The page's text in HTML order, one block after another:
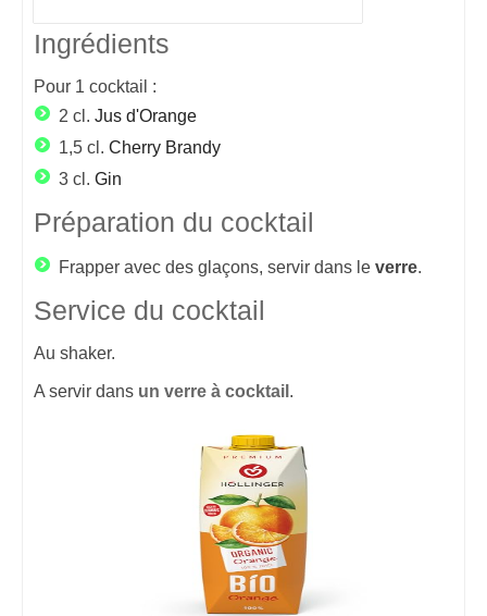
Ingrédients
Pour 1 cocktail :
2 cl. Jus d'Orange
1,5 cl. Cherry Brandy
3 cl. Gin
Préparation du cocktail
Frapper avec des glaçons, servir dans le verre.
Service du cocktail
Au shaker.
A servir dans un verre à cocktail .